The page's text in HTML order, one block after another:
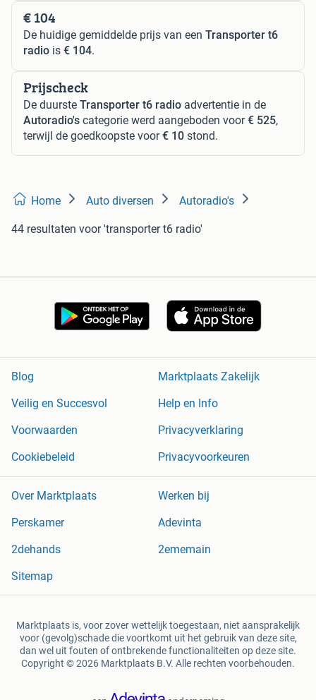
€ 104
De huidige gemiddelde prijs van een Transporter t6
radio is € 104.
Prijscheck
De duurste Transporter t6 radio advertentie in de
Autoradio's categorie werd aangeboden voor€ 525,
terwijl de goedkoopste voor€ 10 stond.
Home Auto diversen Autoradio's
44 resultaten voor 'transporter t6 radio'
Blog
Marktplaats Zakelijk
Veilig en Succesvol
Help en Info
Voorwaarden
Privacyverklaring
Cookiebeleid
Privacyvoorkeuren
Over Marktplaats
Werken bij
Perskamer
Adevinta
2dehands
2ememain
Sitemap
Marktplaats is, voor zover wettelijk toegestaan, niet aansprakelijk
voor (gevolg)schade die voortkomt uit het gebruik van deze site,
dan wel uit fouten of ontbrekende functionaliteiten op deze site.
Copyright © 2026 Marktplaats B.V. Alle rechten voorbehouden.